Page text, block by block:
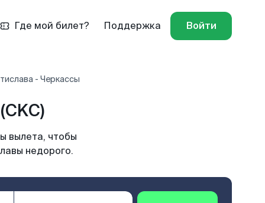
Где мой билет? Поддержка Войти
- Черкассы
вылета, чтобы
недорого.